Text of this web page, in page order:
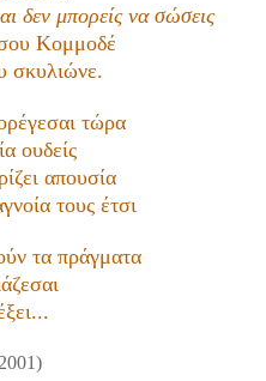
δεν μπορείς να σώσεις
Κομμοδέ
σκυλιώνε.
τώρα
ουδείς
απουσία
τους έτσι
τα πράγματα